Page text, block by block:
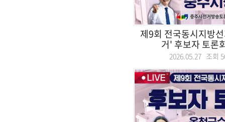
제9회 전국동시지방
거' 후보자 토론
2026.05.27 조회